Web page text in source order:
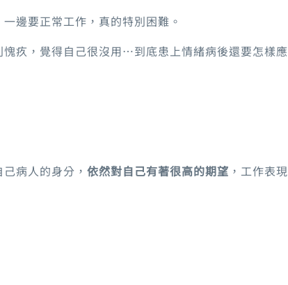
邊要正常工作，真的特別困難。
疚，覺得自己很沒用…到底患上情緒病後還要怎樣應
病人的身分， 依然對自己有著很高的期望 ，工作表現